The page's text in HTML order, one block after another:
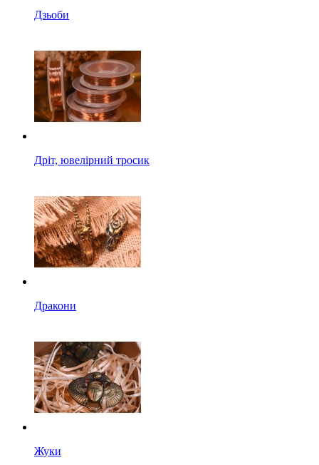
Дзьоби
Дріт, ювелірний тросик
Дракони
Жуки